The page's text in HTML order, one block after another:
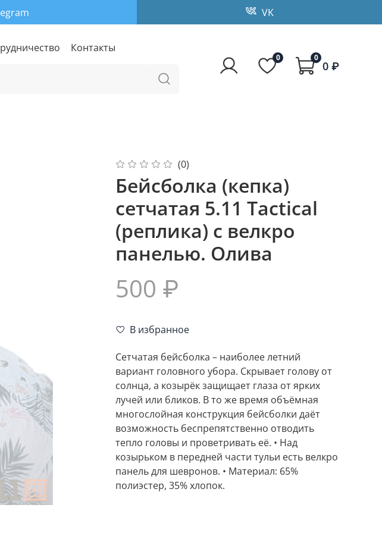
VK
Контакты
0 0
0 ₽
(0)
Бейсболка (кепка)
сетчатая 5.11 Tactical
(реплика) с велкро
панелью. Олива
500 ₽
В избранное
Сетчатая бейсболка – наиболее летний
вариант головного убора. Скрывает голову от
солнца, а козырёк защищает глаза от ярких
лучей или бликов. В то же время объёмная
многослойная конструкция бейсболки даёт
возможность беспрепятственно отводить
тепло головы и проветривать её. • Над
козырьком в передней части тульи есть велкро
панель для шевронов. • Материал: 65%
полиэстер, 35% хлопок.